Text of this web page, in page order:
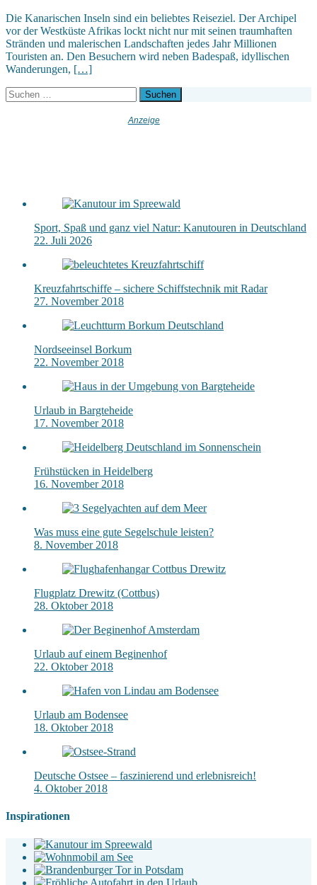
Die Kanarischen Inseln sind ein beliebtes Reiseziel. Der Archipel
vor der Westküste Afrikas lockt nicht nur mit seinen traumhaften
Stränden und malerischen Landschaften jedes Jahr Millionen
Touristen an. Den Besuchern wird neben Badespaß, idyllischen
Wanderungen, […]
Suchen
nach:
Sport, Spaß und ganz viel Natur: Kanutouren in Deutschland
22. Juli 2026
Kreuzfahrtschiffe – sichere Schiffstechnik mit Radar
27. November 2018
Nordseeinsel Borkum
22. November 2018
Urlaub in Bargteheide
17. November 2018
Frühstücken in Heidelberg
16. November 2018
Was muss eine gute Segelschule leisten?
8. November 2018
Flugplatz Drewitz (Cottbus)
28. Oktober 2018
Urlaub auf einem Beginenhof
22. Oktober 2018
Urlaub am Bodensee
18. Oktober 2018
Deutsche Ostsee – faszinierend und erlebnisreich!
4. Oktober 2018
Inspirationen